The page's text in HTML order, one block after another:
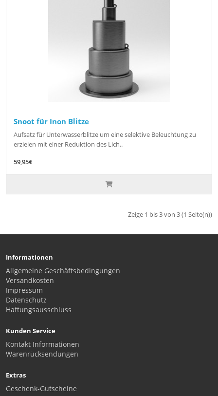
Snoot für Inon Blitze
Aufsatz für Unterwasserblitze um eine selektive Beleuchtung zu
erzielen mit einer Reduktion des Lich..
59,95€
Zeige 1 bis 3 von 3 (1 Seite(n))
Informationen
Allgemeine Geschäftsbedingungen
Versandkosten
Impressum
Datenschutz
Haftungsausschluss
Kunden Service
Kontakt Informationen
Warenrücksendungen
Extras
Geschenk-Gutscheine